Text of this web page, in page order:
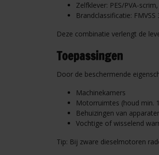
Zelfklever: PES/PVA-
Brandclassificatie:
Deze combinatie verlengt de
Toepassingen
Door de beschermende
Machinekamers
Motorruimtes (houd min.
Behuizingen van
Vochtige of wisselend
Tip: Bij zware dieselmotoren